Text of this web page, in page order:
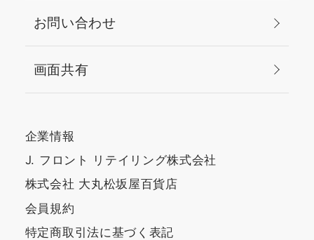
お問い合わせ
画面共有
企業情報
J. フロント リテイリング株式会社
株式会社 大丸松坂屋百貨店
会員規約
特定商取引法に基づく表記